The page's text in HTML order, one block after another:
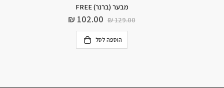
תבנית אינגליש קייק הנודייז
₪85.00
הוספה לסל